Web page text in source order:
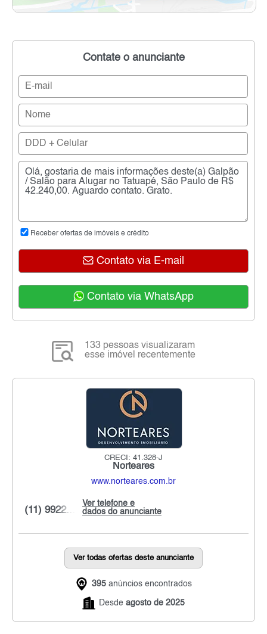
Contate o anunciante
Receber ofertas de imóveis e crédito
Contato via E-mail
Contato via WhatsApp
133 pessoas visualizaram
esse imóvel recentemente
CRECI: 41.328-J
Norteares
www.norteares.com.br
Ver telefone e
dados do anunciante
(11) 9922...
Ver todas ofertas deste anunciante
395 anúncios encontrados
Desde agosto de 2025